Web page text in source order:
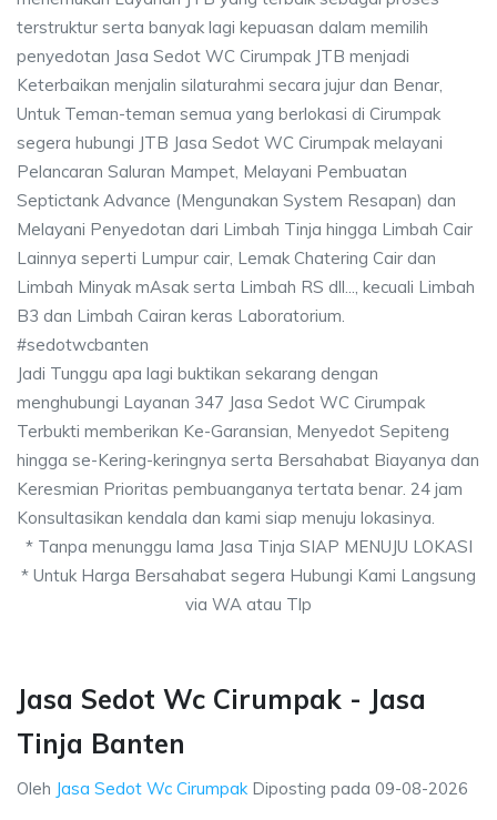
terstruktur serta banyak lagi kepuasan dalam memilih
penyedotan Jasa Sedot WC Cirumpak JTB menjadi
Keterbaikan menjalin silaturahmi secara jujur dan Benar,
Untuk Teman-teman semua yang berlokasi di Cirumpak
segera hubungi JTB Jasa Sedot WC Cirumpak melayani
Pelancaran Saluran Mampet, Melayani Pembuatan
Septictank Advance (Mengunakan System Resapan) dan
Melayani Penyedotan dari Limbah Tinja hingga Limbah Cair
Lainnya seperti Lumpur cair, Lemak Chatering Cair dan
Limbah Minyak mAsak serta Limbah RS dll..., kecuali Limbah
B3 dan Limbah Cairan keras Laboratorium.
#sedotwcbanten
Jadi Tunggu apa lagi buktikan sekarang dengan
menghubungi Layanan 347 Jasa Sedot WC Cirumpak
Terbukti memberikan Ke-Garansian, Menyedot Sepiteng
hingga se-Kering-keringnya serta Bersahabat Biayanya dan
Keresmian Prioritas pembuanganya tertata benar. 24 jam
Konsultasikan kendala dan kami siap menuju lokasinya.
* Tanpa menunggu lama Jasa Tinja SIAP MENUJU LOKASI
* Untuk Harga Bersahabat segera Hubungi Kami Langsung
via WA atau Tlp
Jasa Sedot Wc Cirumpak - Jasa
Tinja Banten
Oleh Jasa Sedot Wc Cirumpak Diposting pada 09-08-2026